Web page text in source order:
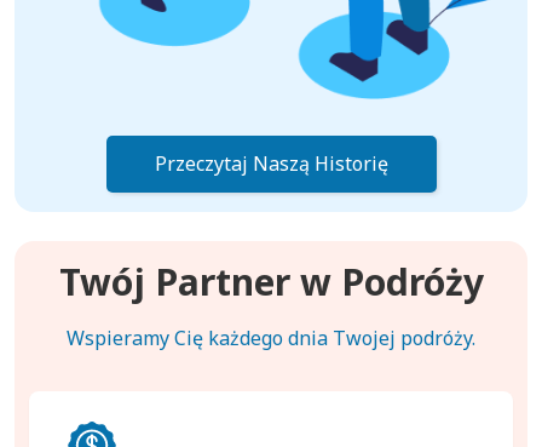
Przeczytaj Naszą Historię
Twój Partner w Podróży
Wspieramy Cię każdego dnia Twojej podróży.